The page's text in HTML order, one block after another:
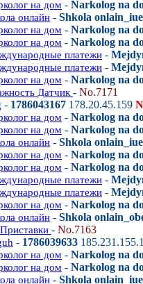
на дом - Narkolog na
онлайн - Shkola
на дом - Narkolog na
на дом - Narkolog na
платежи -
платежи -
на дом - Narkolog na
Датчик - No.7171
- 1786043167 178.20.45.159
на дом - Narkolog na
на дом - Narkolog na
онлайн - Shkola
на дом - Narkolog na
на дом - Narkolog na
платежи -
платежи -
на дом - Narkolog na
онлайн - Shkola
- No.7163
- 1786039633
на дом - Narkolog na
на дом - Narkolog na
онлайн - Shkola